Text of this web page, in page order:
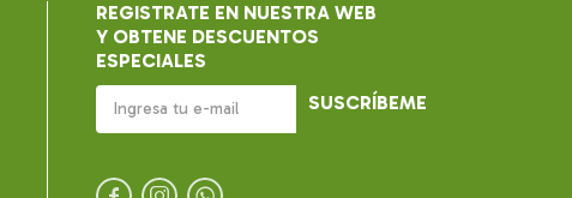
REGISTRATE EN NUESTRA WEB
Y OBTENE DESCUENTOS
ESPECIALES
SUSCRÍBEME